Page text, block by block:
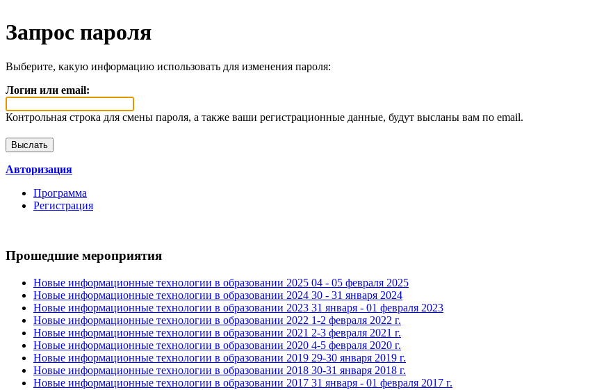
Запрос пароля
Выберите, какую информацию использовать для изменения пароля:
Логин или email:
Контрольная строка для смены пароля, а также ваши регистрационные данные, будут высланы вам по email.
Авторизация
Программа
Регистрация
Прошедшие мероприятия
Новые информационные технологии в образовании 2025 04 - 05 февраля 2025
Новые информационные технологии в образовании 2024 30 - 31 января 2024
Новые информационные технологии в образовании 2023 31 января - 01 февраля 2023
Новые информационные технологии в образовании 2022 1-2 февраля 2022 г.
Новые информационные технологии в образовании 2021 2-3 февраля 2021 г.
Новые информационные технологии в образовании 2020 4-5 февраля 2020 г.
Новые информационные технологии в образовании 2019 29-30 января 2019 г.
Новые информационные технологии в образовании 2018 30-31 января 2018 г.
Новые информационные технологии в образовании 2017 31 января - 01 февраля 2017 г.